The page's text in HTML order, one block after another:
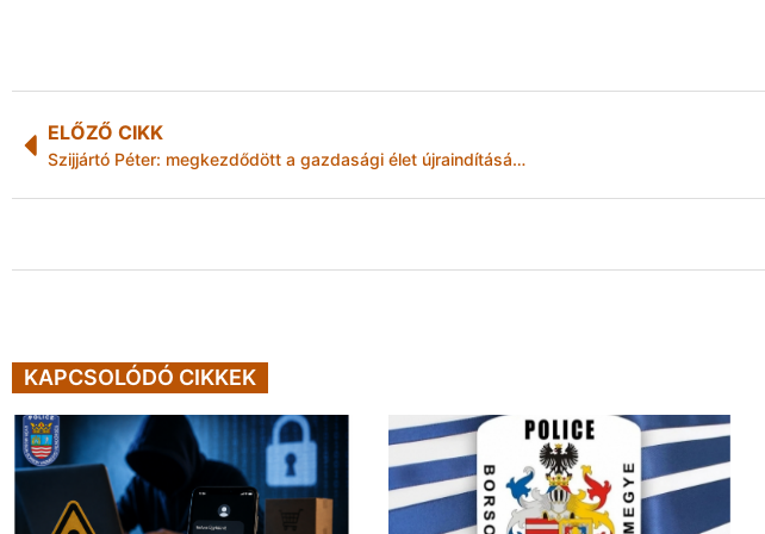
ELŐZŐ CIKK
Szijjártó Péter: megkezdődött a gazdasági élet újraindításáért felelős operatív törzs akciótervének megvalósítása
KAPCSOLÓDÓ CIKKEK